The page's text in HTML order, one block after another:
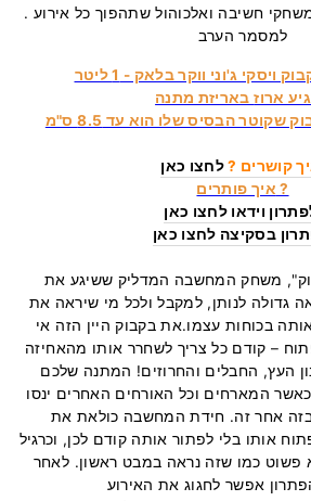
. מתנה מקורית לחובבי משחקי חשיבה ואלכוהול שתהפוך כל אירוע
למסמר הערב
ויסקי ג'וני ווקר בלאק - 1 ליטר
ארוז
קושרים ?
איך פותרים ?
וידאו לחצו כאן
משחק המחשבה המדליק ששיגע את
גדולה לנותן, למקבל ולכל מי שיראה את
בכוחות עצמו.את בקבוק היין הזה אי
– קודם כל צריך לשחרר אותו מהאחיזה
העץ, החבלים והחרוזים! המתנה שלכם
המארחים וכל האורחים האחרים ינסו
אחר זה. חידת המחשבה כולאת את
אותו בלי לפתור אותה קודם לכן, וכרגיל
פשוט כמו שזה נראה במבט ראשון. לאחר